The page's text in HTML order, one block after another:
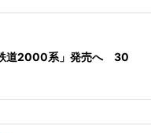
道2000系」発売へ 30